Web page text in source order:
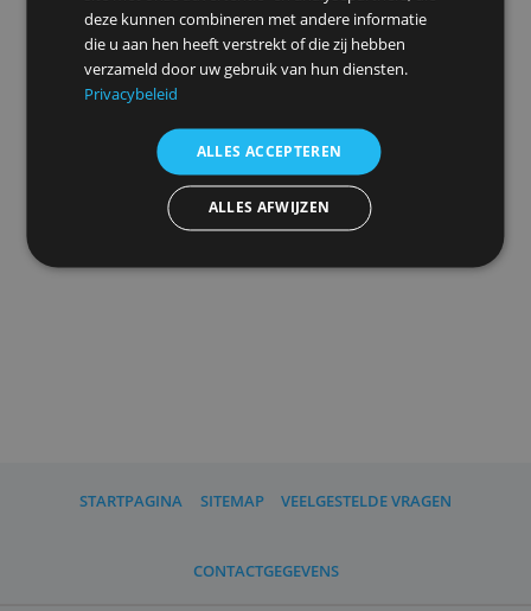
helpen bij het aanmelden voor onze
om uw gegevens te beschermen, of om
advertentieinstellingenherinneren.
Advertenties personaliseren
We gebruiken cookies om inhoud en advertenties
te personaliseren en om ons verkeer te analyseren.
We delen ook informatie over uw gebruik van onze
site met onze advertentie- en analysepartners, die
deze kunnen combineren met andere informatie
die u aan hen heeft verstrekt of die zij hebben
verzameld door uw gebruik van hun diensten.